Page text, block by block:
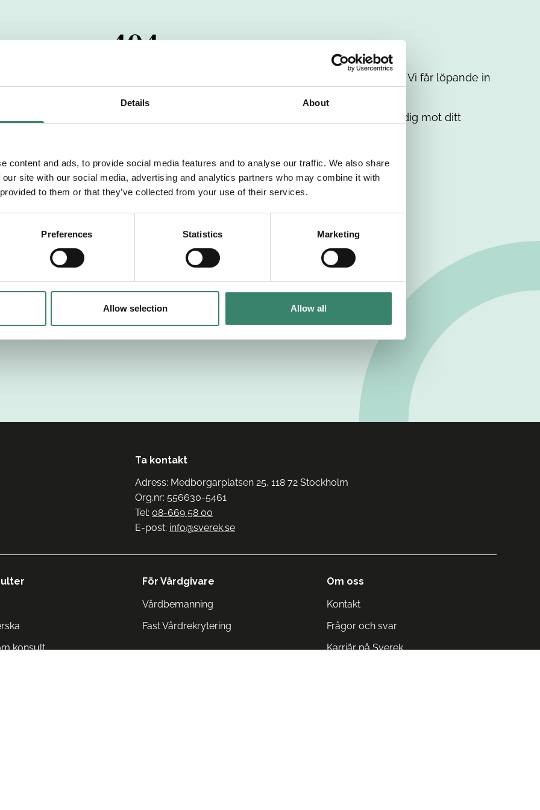
Details About
content and ads, to provide social media features and to analyse our traffic. We also share
site with our social media, advertising and analytics partners who may combine it with
to them or that they’ve collected from your use of their services.
Preferences Statistics Marketing
Allow selection Allow all
404
har passerats. Vi uppskattar verkligen ditt intresse. Misströsta inte. Vi får löpande in
dig med mer information om våra aktuella uppdrag. Tillsammans matchar vi dig mot ditt
Tillbaka till Sverek
Ta kontakt
Adress: Medborgarplatsen 25, 118 72 Stockholm
Org.nr: 556630-5461
Tel: 08-669 58 00
E-post: info@sverek.se
konsult
För Vårdgivare
Vårdbemanning
Fast Vårdrekrytering
Om oss
Kontakt
Frågor och svar
Karriär på Sverek